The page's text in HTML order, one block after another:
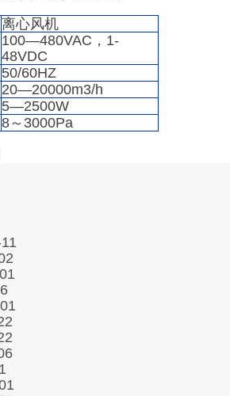
离心风机
100—480VAC，1-
48VDC
50/60HZ
20—20000m3/h
5—2500W
8～3000Pa